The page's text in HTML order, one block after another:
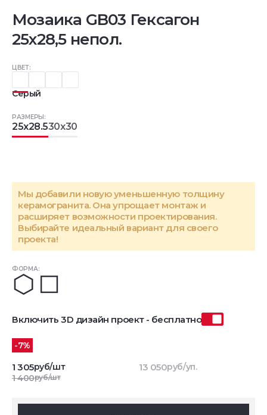
Мозаика GB03 Гексагон
25x28,5 непол.
ЦВЕТ:
Серый
ФОРМА:
РАЗМЕРЫ:
25x28.530x30
Мы добавили новую уменьшенную толщину
керамогранита. Она упрощает монтаж и
расширяет возможности проектирования.
Выбирайте идеальный вариант для своего
проекта!
Включить 3D дизайн проект - бесплатно
-7%
1 305руб/шт
1 400руб/шт
13 050руб/уп.